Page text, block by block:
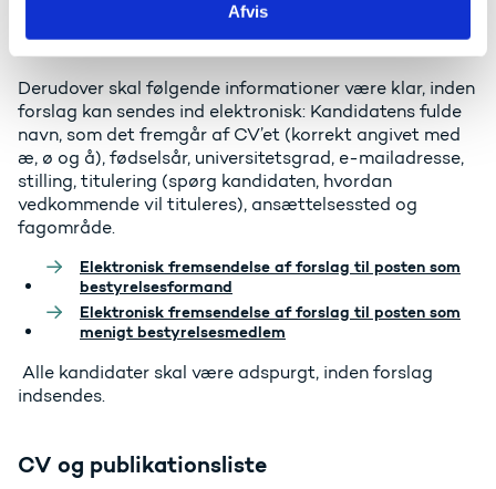
Afvis
for kandidaten (en pdf-fil navngivet med kandidatens
fulde navn; se nedenfor).
Derudover skal følgende informationer være klar, inden
forslag kan sendes ind elektronisk: Kandidatens fulde
navn, som det fremgår af CV’et (korrekt angivet med
æ, ø og å), fødselsår, universitetsgrad, e-mailadresse,
stilling, titulering (spørg kandidaten, hvordan
vedkommende vil tituleres), ansættelsessted og
fagområde.
Elektronisk fremsendelse af forslag til posten som
bestyrelsesformand
Elektronisk fremsendelse af forslag til posten som
menigt bestyrelsesmedlem
Alle kandidater skal være adspurgt, inden forslag
indsendes.
CV og publikationsliste